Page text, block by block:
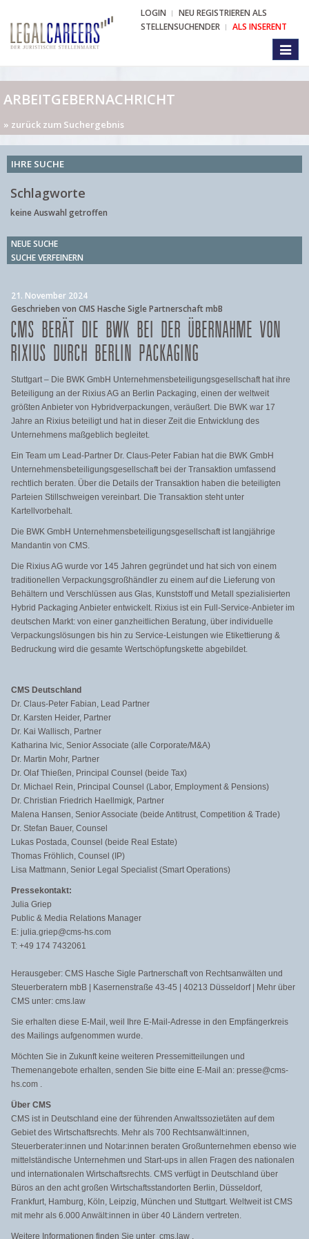
LOGIN
NEU REGISTRIEREN ALS
STELLENSUCHENDER
ALS INSERENT
ARBEITGEBERNACHRICHT
» zurück zum Suchergebnis
IHRE SUCHE
Schlagworte
keine Auswahl getroffen
NEUE SUCHE
SUCHE VERFEINERN
21. November 2024
Geschrieben von CMS Hasche Sigle Partnerschaft mbB
CMS BERÄT DIE BWK BEI DER ÜBERNAHME VON
RIXIUS DURCH BERLIN PACKAGING
Stuttgart – Die BWK GmbH Unternehmensbeteiligungsgesell schaft hat ihre
Beteiligung an der Rixius AG an Berlin Packaging, einen der weltweit
größten Anbieter von Hybridverpackungen, veräußert. Die BWK war 17
Jahre an Rixius beteiligt und hat in dieser Zeit die Entwicklung des
Unternehmens maßgeblich begleitet.
Ein Team um Lead-Partner Dr. Claus-Peter Fabian hat die BWK GmbH
Unternehmensbeteiligungsgesell schaft bei der Transaktion umfassend
rechtlich beraten. Über die Details der Transaktion haben die beteiligten
Parteien Stillschweigen vereinbart. Die Transaktion steht unter
Kartellvorbehalt.
Die BWK GmbH Unternehmensbeteiligungsgesell schaft ist langjährige
Mandantin von CMS.
Die Rixius AG wurde vor 145 Jahren gegründet und hat sich von einem
traditionellen Verpackungsgroßhändler zu einem auf die Lieferung von
Behältern und Verschlüssen aus Glas, Kunststoff und Metall spezialisierten
Hybrid Packaging Anbieter entwickelt. Rixius ist ein Full-Service-Anbieter im
deutschen Markt: von einer ganzheitlichen Beratung, über individuelle
Verpackungslösungen bis hin zu Service-Leistungen wie Etikettierung &
Bedruckung wird die gesamte Wertschöpfungskette abgebildet.
CMS Deutschland
Dr. Claus-Peter Fabian, Lead Partner
Dr. Karsten Heider, Partner
Dr. Kai Wallisch, Partner
Katharina Ivic, Senior Associate (alle Corporate/M&A)
Dr. Martin Mohr, Partner
Dr. Olaf Thießen, Principal Counsel (beide Tax)
Dr. Michael Rein, Principal Counsel (Labor, Employment & Pensions)
Dr. Christian Friedrich Haellmigk, Partner
Malena Hansen, Senior Associate (beide Antitrust, Competition & Trade)
Dr. Stefan Bauer, Counsel
Lukas Postada, Counsel (beide Real Estate)
Thomas Fröhlich, Counsel (IP)
Lisa Mattmann, Senior Legal Specialist (Smart Operations)
Pressekontakt:
Julia Griep
Public & Media Relations Manager
E: julia.griep@cms-hs.com
T: +49 174 7432061
Herausgeber: CMS Hasche Sigle Partnerschaft von Rechtsanwälten und
Steuerberatern mbB | Kasernenstraße 43-45 | 40213 Düsseldorf | Mehr über
CMS unter: cms.law
Sie erhalten diese E-Mail, weil Ihre E-Mail-Adresse in den Empfängerkreis
des Mailings aufgenommen wurde.
Möchten Sie in Zukunft keine weiteren Pressemitteilungen und
Themenangebote erhalten, senden Sie bitte eine E-Mail an: presse@cms-
hs.com .
Über CMS
CMS ist in Deutschland eine der führenden Anwaltssozietäten auf dem
Gebiet des Wirtschaftsrechts. Mehr als 700 Rechtsanwält:innen,
Steuerberater:innen und Notar:innen beraten Großunternehmen ebenso wie
mittelständische Unternehmen und Start-ups in allen Fragen des nationalen
und internationalen Wirtschaftsrechts. CMS verfügt in Deutschland über
Büros an den acht großen Wirtschaftsstandorten Berlin, Düsseldorf,
Frankfurt, Hamburg, Köln, Leipzig, München und Stuttgart. Weltweit ist CMS
mit mehr als 6.000 Anwält:innen in über 40 Ländern vertreten.
Weitere Informationen finden Sie unter cms.law .